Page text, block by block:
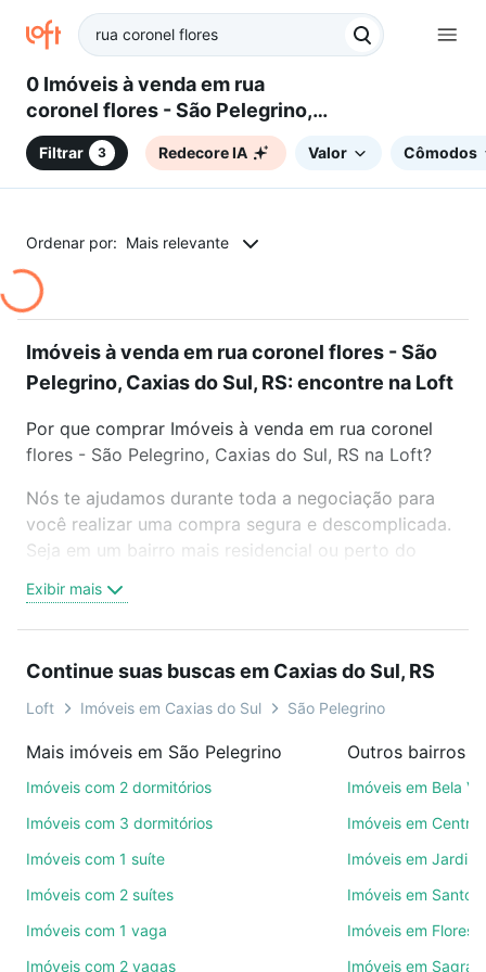
0 Imóveis à venda em rua
coronel flores - São Pelegrino,
Caxias do Sul, RS
Filtrar 3 Redecore IA Valor Cômodos
Ordenar por: Mais relevante
Imóveis à venda em rua coronel flores - São
Pelegrino, Caxias do Sul, RS: encontre na Loft
Por que comprar Imóveis à venda em rua coronel
flores - São Pelegrino, Caxias do Sul, RS na Loft?
Nós te ajudamos durante toda a negociação para
você realizar uma compra segura e descomplicada.
Seja em um bairro mais residencial ou perto do
oferta ideal de Imóveis à venda em rua coronel
flores - São Pelegrino, Caxias do Sul, RS para
ou por videochamada, é grátis, sem compromisso e
você ainda conta com mais de 46 mil corretores e
de imóveis.
ruas, bairros e até condomínios favoritos. Você
também pode usar os filtros como quantidade de
quartos, suítes, com ou sem vaga de garagem para
Exibir mais
Continue suas buscas em Caxias do Sul, RS
Loft Imóveis em Caxias do Sul São Pelegrino
Mais imóveis em São Pelegrino
Imóveis com 2 dormitórios
Imóveis com 3 dormitórios
Imóveis com 1 suíte
Imóveis com 2 suítes
Imóveis com 1 vaga
Imóveis com 2 vagas
Imóveis em Bela
Imóveis em Centro
Imóveis em Jardim
Imóveis em Santo
Imóveis em
Imóveis em